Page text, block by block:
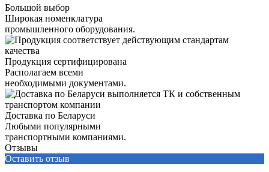
Большой выбор
Широкая номенклатура
промышленного оборудования.
Продукция сертифицирована
Располагаем всеми
необходимыми документами.
Доставка по Беларуси
Любыми популярными
транспортными компаниями.
Отзывы
Оставить отзыв